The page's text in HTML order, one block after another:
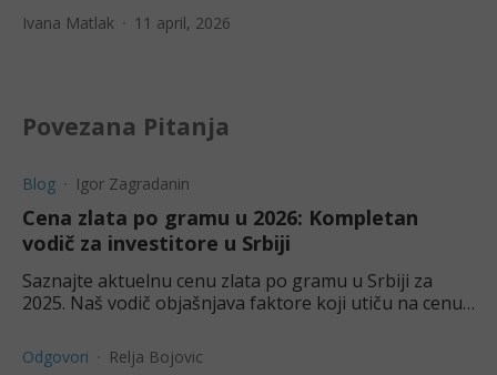
Ivana Matlak 11 april, 2026
Povezana Pitanja
Blog Igor Zagradanin
Cena zlata po gramu u 2026: Kompletan
vodič za investitore u Srbiji
Saznajte aktuelnu cenu zlata po gramu u Srbiji za
2025. Naš vodič objašnjava faktore koji utiču na cenu,
investiranje.
Odgovori Relja Bojovic